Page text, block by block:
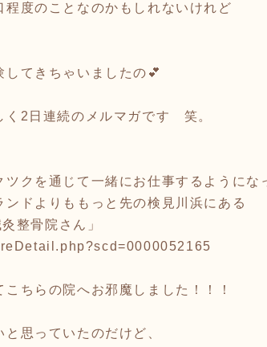
程度のことなのかもしれないけれど
してきちゃいましたの💕
く2日連続のメルマガです 笑。
ツクを通じて一緒にお仕事するようにな
ンドよりももっと先の検見川浜にある
整骨院さん」
こちらの院へお邪魔しました！！！
思っていたのだけど、